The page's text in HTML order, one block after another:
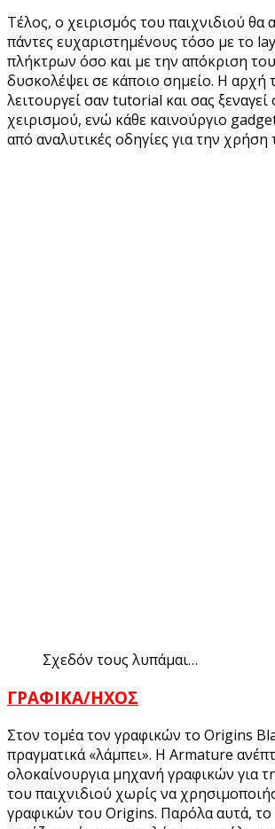
Τέλος, ο χειρισμός του παιχνιδιού θα
πάντες ευχαριστημένους τόσο με το
πλήκτρων όσο και με την απόκριση
δυσκολέψει σε κάποιο σημείο. Η αρχή
λειτουργεί σαν tutorial και σας ξεναγεί
χειρισμού, ενώ κάθε καινούργιο
από αναλυτικές οδηγίες για την χρήση
Σχεδόν τους λυπάμαι…
ΓΡΑΦΙΚΑ/ΗΧΟΣ
Στον τομέα τον γραφικών το Origins
πραγματικά «λάμπει». Η Armature
ολοκαίνουργια μηχανή γραφικών για
του παιχνιδιού χωρίς να
γραφικών του Origins. Παρόλα αυτά, το